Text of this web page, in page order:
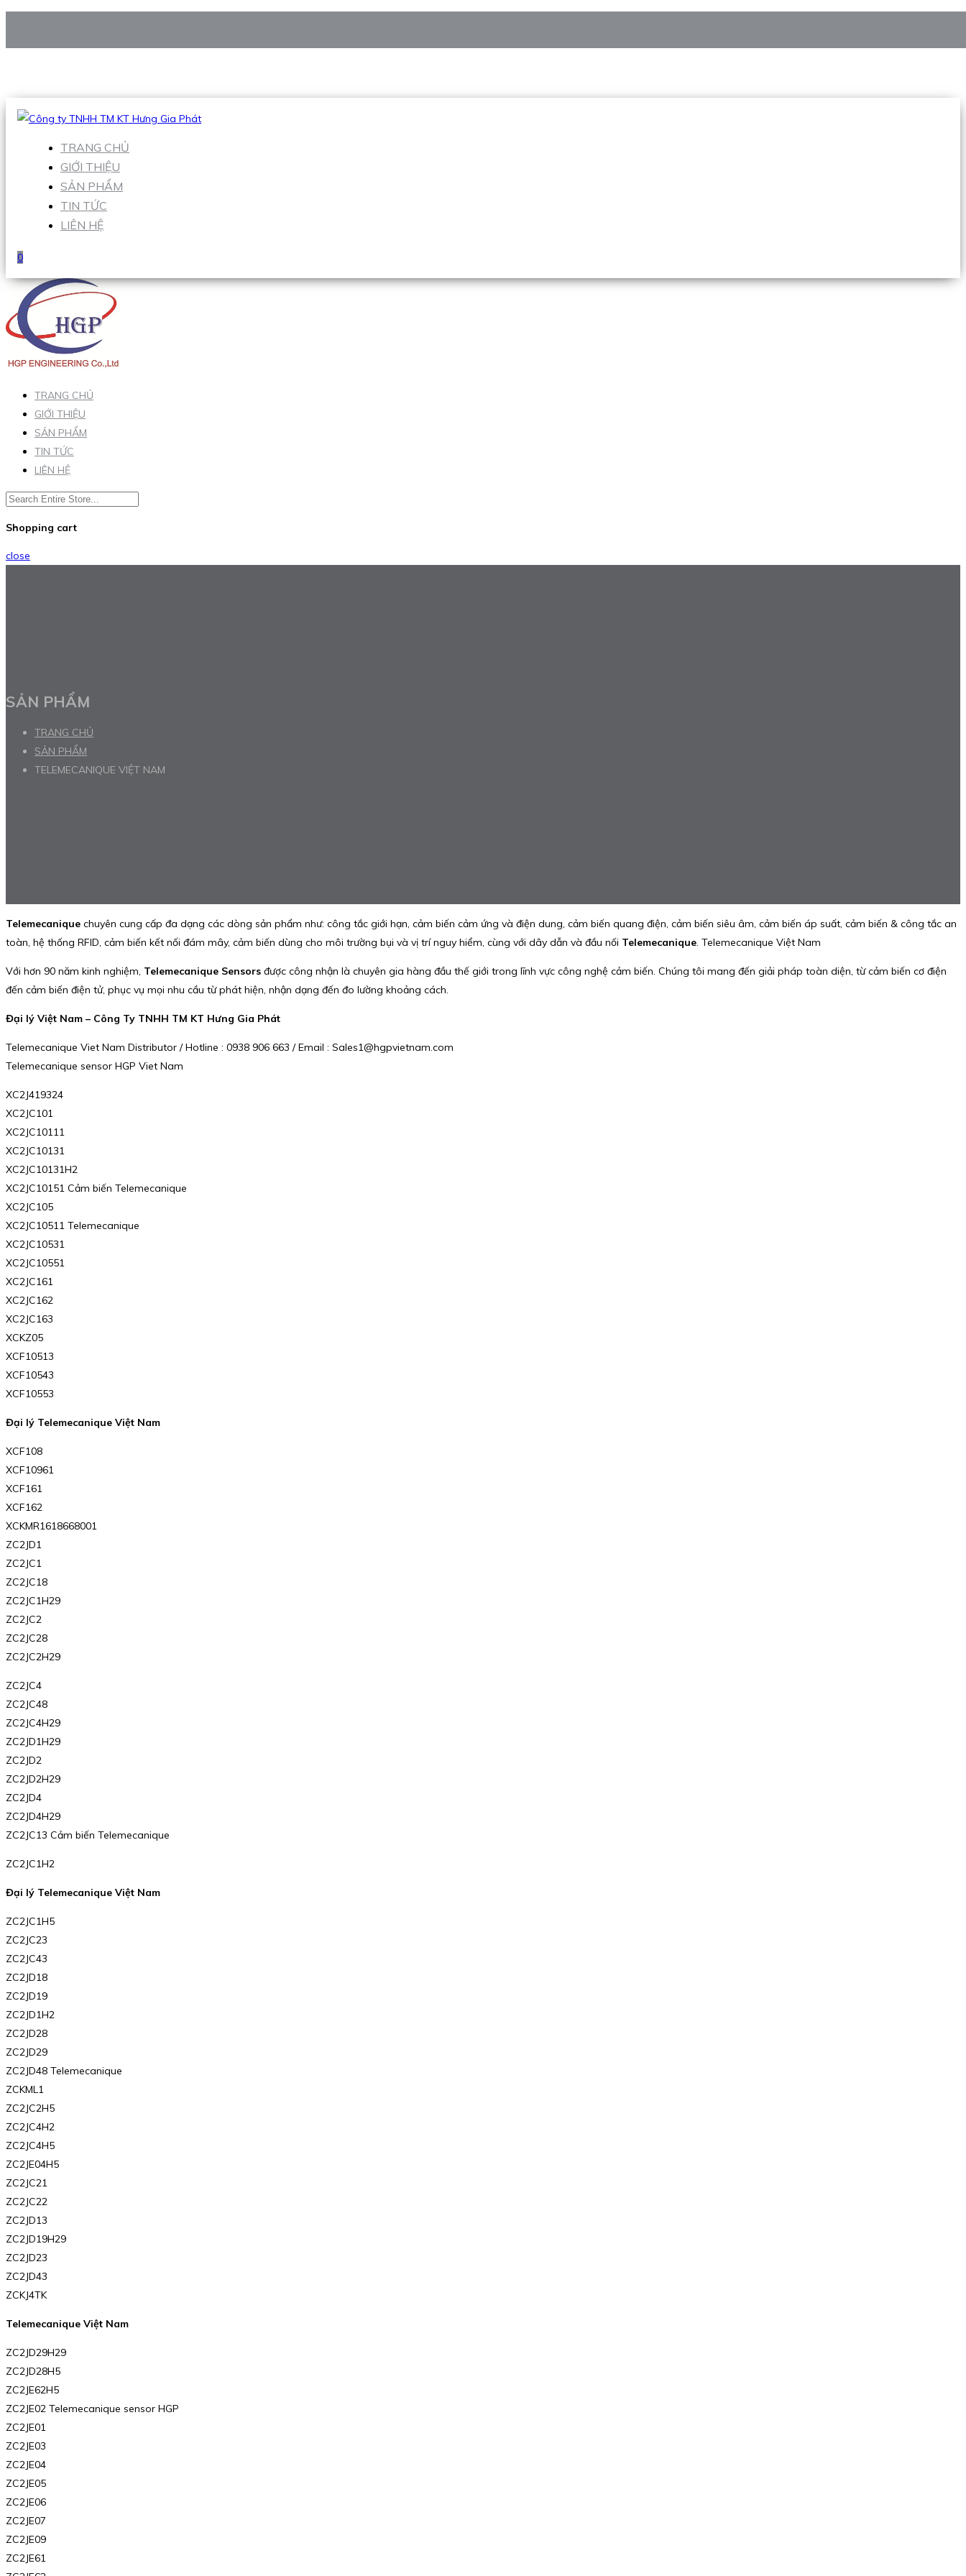
Hotline:0938 906 663
TRANG CHỦ
GIỚI THIỆU
SẢN PHẨM
TIN TỨC
LIÊN HỆ
0
TRANG CHỦ
GIỚI THIỆU
SẢN PHẨM
TIN TỨC
LIÊN HỆ
Shopping cart
close
SẢN PHẨM
TRANG CHỦ
SẢN PHẨM
TELEMECANIQUE VIỆT NAM
Telemecanique chuyên cung cấp đa dạng các dòng sản phẩm như: công tắc giới hạn, cảm biến cảm ứng và điện dung, cảm biến quang điện, cảm biến siêu âm, cảm biến áp suất, cảm biến & công tắc an
toàn, hệ thống RFID, cảm biến kết nối đám mây, cảm biến dùng cho môi trường bụi và vị trí nguy hiểm, cùng với dây dẫn và đầu nối Telemecanique. Telemecanique Việt Nam
Với hơn 90 năm kinh nghiệm, Telemecanique Sensors được công nhận là chuyên gia hàng đầu thế giới trong lĩnh vực công nghệ cảm biến. Chúng tôi mang đến giải pháp toàn diện, từ cảm biến cơ điện
đến cảm biến điện tử, phục vụ mọi nhu cầu từ phát hiện, nhận dạng đến đo lường khoảng cách.
Đại lý Việt Nam – Công Ty TNHH TM KT Hưng Gia Phát
Telemecanique Viet Nam Distributor / Hotline : 0938 906 663 / Email : Sales1@hgpvietnam.com
Telemecanique sensor HGP Viet Nam
XC2J419324
XC2JC101
XC2JC10111
XC2JC10131
XC2JC10131H2
XC2JC10151 Cảm biến Telemecanique
XC2JC105
XC2JC10511 Telemecanique
XC2JC10531
XC2JC10551
XC2JC161
XC2JC162
XC2JC163
XCKZ05
XCF10513
XCF10543
XCF10553
Đại lý Telemecanique Việt Nam
XCF108
XCF10961
XCF161
XCF162
XCKMR1618668001
ZC2JD1
ZC2JC1
ZC2JC18
ZC2JC1H29
ZC2JC2
ZC2JC28
ZC2JC2H29
ZC2JC4
ZC2JC48
ZC2JC4H29
ZC2JD1H29
ZC2JD2
ZC2JD2H29
ZC2JD4
ZC2JD4H29
ZC2JC13 Cảm biến Telemecanique
ZC2JC1H2
Đại lý Telemecanique Việt Nam
ZC2JC1H5
ZC2JC23
ZC2JC43
ZC2JD18
ZC2JD19
ZC2JD1H2
ZC2JD28
ZC2JD29
ZC2JD48 Telemecanique
ZCKML1
ZC2JC2H5
ZC2JC4H2
ZC2JC4H5
ZC2JE04H5
ZC2JC21
ZC2JC22
ZC2JD13
ZC2JD19H29
ZC2JD23
ZC2JD43
ZCKJ4TK
Telemecanique Việt Nam
ZC2JD29H29
ZC2JD28H5
ZC2JE62H5
ZC2JE02 Telemecanique sensor HGP
ZC2JE01
ZC2JE03
ZC2JE04
ZC2JE05
ZC2JE06
ZC2JE07
ZC2JE09
ZC2JE61